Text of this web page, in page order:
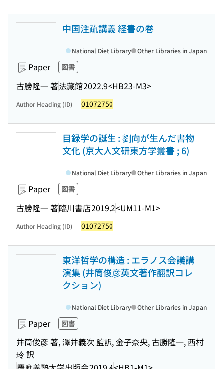
中国注疏講義 経書の巻
Paper 図書
古勝隆一 著法藏館2022.9<HB23-M3>
National Diet Library Other Libraries in Japan
Author Heading (ID) 01072750
目録学の誕生 : 劉向が生んだ書物
文化 (京大人文研東方学叢書 ; 6)
Paper 図書
古勝隆一 著臨川書店2019.2<UM11-M1>
National Diet Library Other Libraries in Japan
Author Heading (ID) 01072750
東洋哲学の構造 : エラノス会議講
演集 (井筒俊彦英文著作翻訳コレ
クション)
Paper 図書
井筒俊彦 著, 澤井義次 監訳, 金子奈央, 古勝隆一, 西村
玲 訳
National Diet Library Other Libraries in Japan